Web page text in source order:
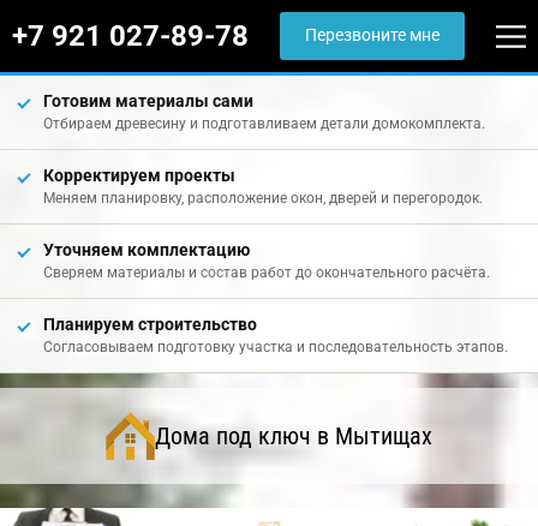
+7 921 027-89-78 Перезвоните мне
Готовим материалы сами
Отбираем древесину и подготавливаем детали домокомплекта.
Корректируем проекты
Меняем планировку, расположение окон, дверей и перегородок.
Уточняем комплектацию
Сверяем материалы и состав работ до окончательного расчёта.
Планируем строительство
Согласовываем подготовку участка и последовательность этапов.
Дома под ключ в Мытищах